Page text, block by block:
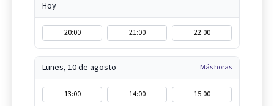
Hoy
20:00 21:00 22:00
Lunes, 10 de agosto Más horas
13:00 14:00
15:00